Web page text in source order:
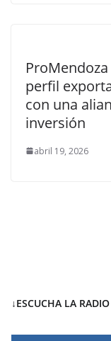
perfil
con una
inversión
abril 19, 2026
↓ESCUCHA LA RADIO